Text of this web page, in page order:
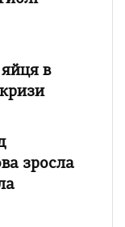
в
зросла